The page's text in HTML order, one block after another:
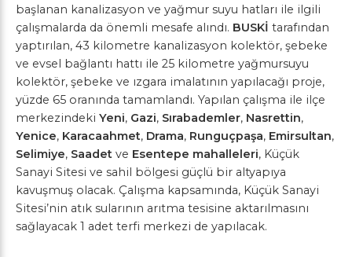
başlanan kanalizasyon ve yağmur suyu hatları ile ilgili
çalışmalarda da önemli mesafe alındı. BUSKİ tarafından
yaptırılan, 43 kilometre kanalizasyon kolektör, şebeke
ve evsel bağlantı hattı ile 25 kilometre yağmursuyu
kolektör, şebeke ve ızgara imalatının yapılacağı proje,
yüzde 65 oranında tamamlandı. Yapılan çalışma ile ilçe
merkezindeki Yeni, Gazi, Sırabademler, Nasrettin,
Yenice, Karacaahmet, Drama, Runguçpaşa, Emirsultan,
Selimiye, Saadet ve Esentepe mahalleleri, Küçük
Sanayi Sitesi ve sahil bölgesi güçlü bir altyapıya
kavuşmuş olacak. Çalışma kapsamında, Küçük Sanayi
Sitesi’nin atık sularının arıtma tesisine aktarılmasını
sağlayacak 1 adet terfi merkezi de yapılacak.